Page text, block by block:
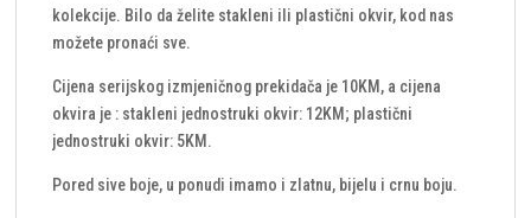
kolekcije. Bilo da želite stakleni ili plastični okvir, kod nas
možete pronaći sve.
Cijena serijskog izmjeničnog prekidača je 10KM, a cijena
okvira je : stakleni jednostruki okvir: 12KM; plastični
jednostruki okvir: 5KM.
Pored sive boje, u ponudi imamo i zlatnu, bijelu i crnu boju.